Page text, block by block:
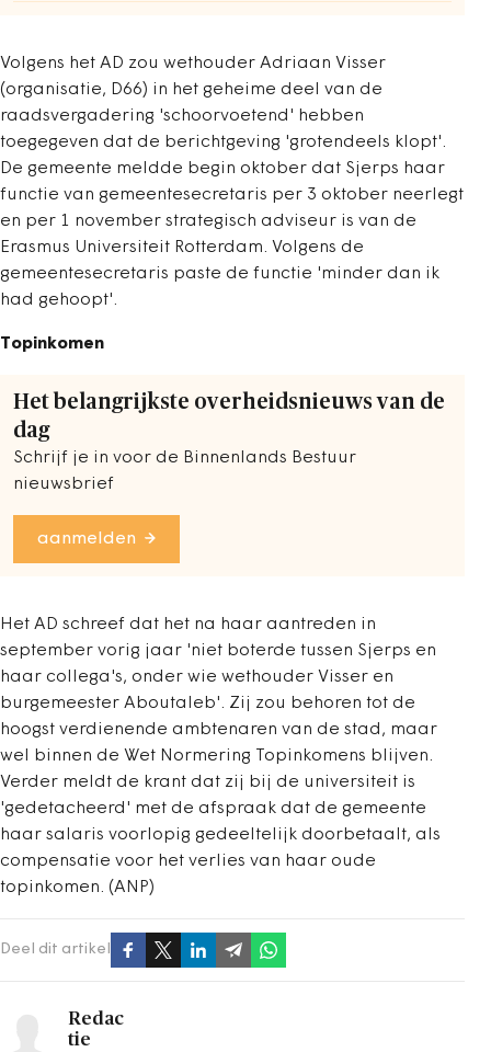
Volgens het AD zou wethouder Adriaan Visser
(organisatie, D66) in het geheime deel van de
raadsvergadering 'schoorvoetend' hebben
toegegeven dat de berichtgeving 'grotendeels klopt'.
De gemeente meldde begin oktober dat Sjerps haar
functie van gemeentesecretaris per 3 oktober neerlegt
en per 1 november strategisch adviseur is van de
Erasmus Universiteit Rotterdam. Volgens de
gemeentesecretaris paste de functie 'minder dan ik
had gehoopt'.
Topinkomen
Het belangrijkste overheidsnieuws van de
dag
Schrijf je in voor de Binnenlands Bestuur
nieuwsbrief
aanmelden
Het AD schreef dat het na haar aantreden in
september vorig jaar 'niet boterde tussen Sjerps en
haar collega's, onder wie wethouder Visser en
burgemeester Aboutaleb'. Zij zou behoren tot de
hoogst verdienende ambtenaren van de stad, maar
wel binnen de Wet Normering Topinkomens blijven.
Verder meldt de krant dat zij bij de universiteit is
'gedetacheerd' met de afspraak dat de gemeente
haar salaris voorlopig gedeeltelijk doorbetaalt, als
compensatie voor het verlies van haar oude
topinkomen. (ANP)
Deel dit artikel
Redac
tie